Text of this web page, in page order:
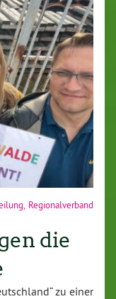
Regionalverband
die
zu einer